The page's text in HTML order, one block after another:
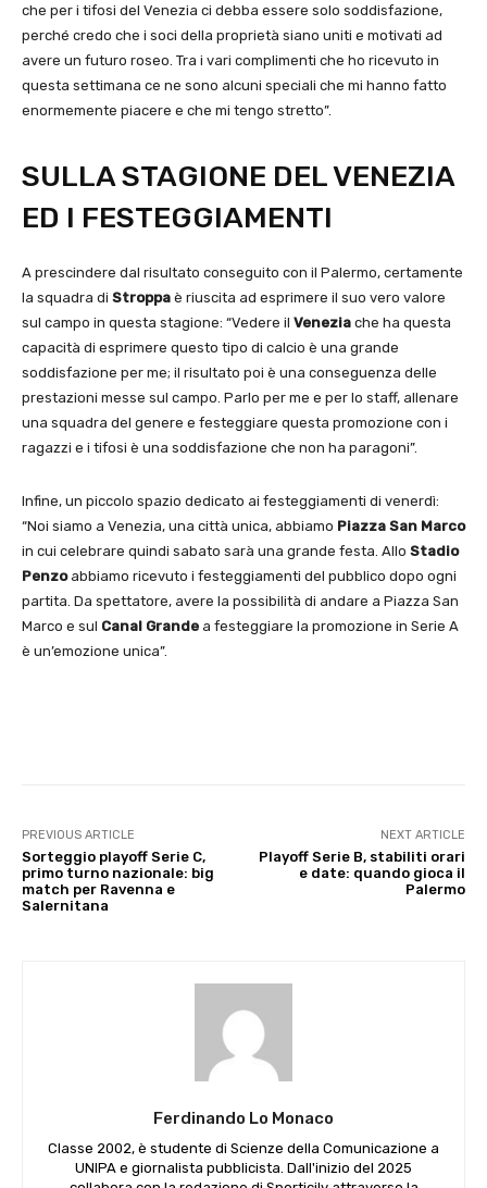
che per i tifosi del Venezia ci debba essere solo soddisfazione,
perché credo che i soci della proprietà siano uniti e motivati ad
avere un futuro roseo. Tra i vari complimenti che ho ricevuto in
questa settimana ce ne sono alcuni speciali che mi hanno fatto
enormemente piacere e che mi tengo stretto”.
SULLA STAGIONE DEL VENEZIA
ED I FESTEGGIAMENTI
A prescindere dal risultato conseguito con il Palermo, certamente
la squadra di Stroppa è riuscita ad esprimere il suo vero valore
sul campo in questa stagione: “Vedere il Venezia che ha questa
capacità di esprimere questo tipo di calcio è una grande
soddisfazione per me; il risultato poi è una conseguenza delle
prestazioni messe sul campo. Parlo per me e per lo staff, allenare
una squadra del genere e festeggiare questa promozione con i
ragazzi e i tifosi è una soddisfazione che non ha paragoni”.
Infine, un piccolo spazio dedicato ai festeggiamenti di venerdì:
“Noi siamo a Venezia, una città unica, abbiamo Piazza San Marco
in cui celebrare quindi sabato sarà una grande festa. Allo Stadio
Penzoabbiamo ricevuto i festeggiamenti del pubblico dopo ogni
partita. Da spettatore, avere la possibilità di andare a Piazza San
Marco e sul Canal Grande a festeggiare la promozione in Serie A
è un’emozione unica”.
PREVIOUS ARTICLE
Sorteggio playoff Serie C,
primo turno nazionale: big
match per Ravenna e
Salernitana
NEXT ARTICLE
Playoff Serie B, stabiliti orari
e date: quando gioca il
Palermo
Ferdinando Lo Monaco
Classe 2002, è studente di Scienze della Comunicazione a
UNIPA e giornalista pubblicista. Dall'inizio del 2025